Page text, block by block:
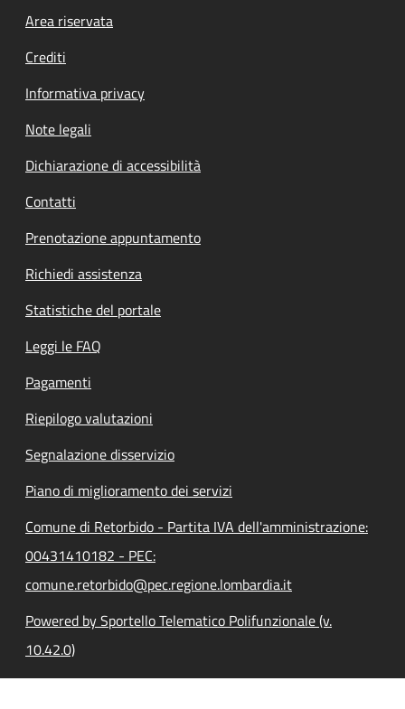
Footer menu
Area riservata
Crediti
Informativa privacy
Note legali
Dichiarazione di accessibilità
Contatti
Prenotazione appuntamento
Richiedi assistenza
Statistiche del portale
Leggi le FAQ
Pagamenti
Riepilogo valutazioni
Segnalazione disservizio
Piano di miglioramento dei servizi
Comune di Retorbido - Partita IVA dell'amministrazione:
00431410182 - PEC:
comune.retorbido@pec.regione.lombardia.it
Powered by Sportello Telematico Polifunzionale (v.
10.42.0)